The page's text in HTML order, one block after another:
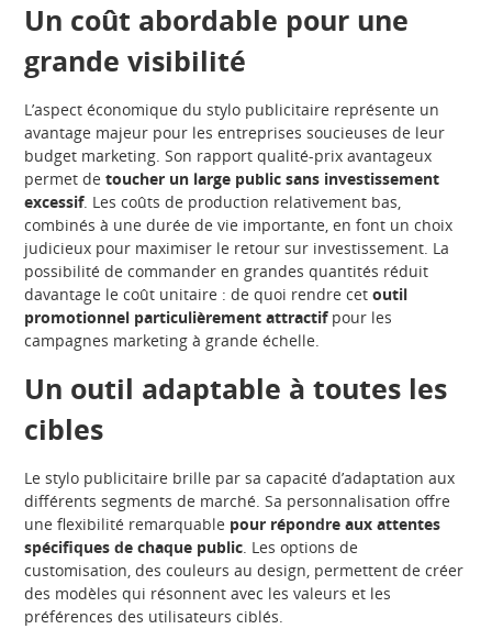
Un coût abordable pour une
grande visibilité
L’aspect économique du stylo publicitaire représente un
avantage majeur pour les entreprises soucieuses de leur
budget marketing. Son rapport qualité-prix avantageux
permet detoucher un large public sans investissement
excessif. Les coûts de production relativement bas,
combinés à une durée de vie importante, en font un choix
judicieux pour maximiser le retour sur investissement. La
possibilité de commander en grandes quantités réduit
davantage le coût unitaire : de quoi rendre cetoutil
promotionnel particulièrement attractifpour les
campagnes marketing à grande échelle.
Un outil adaptable à toutes les
cibles
Le stylo publicitaire brille par sa capacité d’adaptation aux
différents segments de marché. Sa personnalisation offre
une flexibilité remarquable pour répondre aux attentes
spécifiques de chaque public. Les options de
customisation, des couleurs au design, permettent de créer
des modèles qui résonnent avec les valeurs et les
préférences des utilisateurs ciblés.